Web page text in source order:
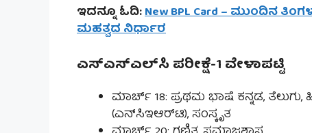
ಇದನ್ನೂ ಓದಿ:New BPL Card – ಮುಂದಿನ
ಮಹತ್ವದ ನಿರ್ಧಾರ
ಎಸ್‌ಎಸ್‌ಎಲ್‌ಸಿ ಪರೀಕ್ಷೆ-1 ವೇಳಾಪಟ್ಟಿ
ಮಾರ್ಚ್ 18: ಪ್ರಥಮ ಭಾಷೆ ಕನ್ನಡ,
(ಎನ್‌ಸಿಇಆರ್‌ಟಿ), ಸಂಸ್ಕೃತ